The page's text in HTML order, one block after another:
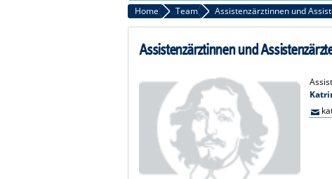
Home Team Assistenzärztinnen und
Assistenzärztinnen und